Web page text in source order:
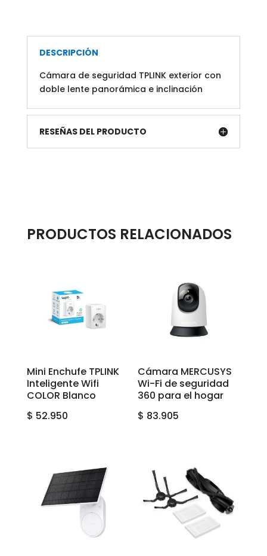
DESCRIPCIÓN
Cámara de seguridad TPLINK exterior con
doble lente panorámica e inclinación
RESEÑAS DEL PRODUCTO
PRODUCTOS RELACIONADOS
Mini Enchufe TPLINK
Inteligente Wifi
COLOR Blanco
$ 52.950
Cámara MERCUSYS
Wi-Fi de seguridad
360 para el hogar
$ 83.905